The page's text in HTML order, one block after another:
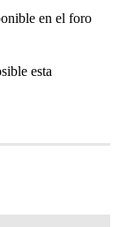
en el foro
esta